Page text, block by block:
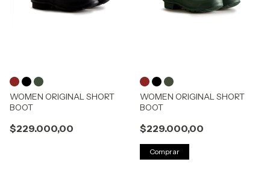
WOMEN ORIGINAL SHORT
BOOT
$229.000,00
WOMEN ORIGINAL SHORT
BOOT
$229.000,00
Comprar